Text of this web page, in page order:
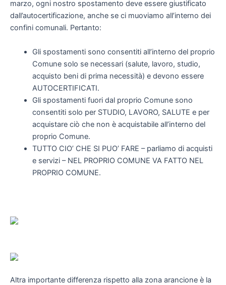
marzo, ogni nostro spostamento deve essere giustificato
dall’autocertificazione, anche se ci muoviamo all’interno dei
confini comunali. Pertanto:
Gli spostamenti sono consentiti all’interno del proprio
Comune solo se necessari (salute, lavoro, studio,
acquisto beni di prima necessità) e devono essere
AUTOCERTIFICATI.
Gli spostamenti fuori dal proprio Comune sono
consentiti solo per STUDIO, LAVORO, SALUTE e per
acquistare ciò che non è acquistabile all’interno del
proprio Comune.
TUTTO CIO’ CHE SI PUO’ FARE – parliamo di acquisti
e servizi – NEL PROPRIO COMUNE VA FATTO NEL
PROPRIO COMUNE.
Altra importante differenza rispetto alla zona arancione è la